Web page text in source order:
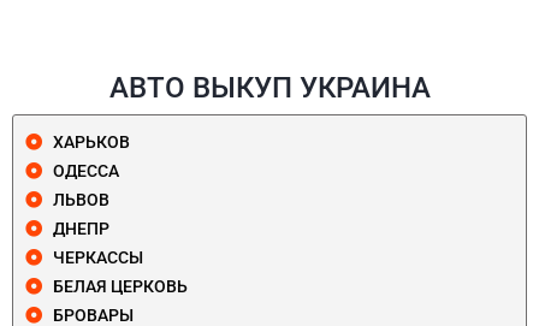
АВТО ВЫКУП УКРАИНА
ХАРЬКОВ
ОДЕССА
ЛЬВОВ
ДНЕПР
ЧЕРКАССЫ
БЕЛАЯ ЦЕРКОВЬ
БРОВАРЫ